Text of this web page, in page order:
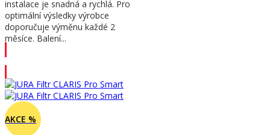
instalace je snadná a rychlá. Pro
optimální výsledky výrobce
doporučuje výměnu každé 2
měsíce. Balení...
AKCE %